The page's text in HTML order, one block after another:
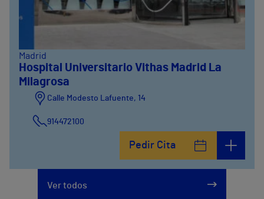
Madrid
Hospital Universitario Vithas Madrid La
Milagrosa
Calle Modesto Lafuente, 14
914472100
Calle Fernández de la Hoz, 45
914473400
Pedir Cita
Ver todos